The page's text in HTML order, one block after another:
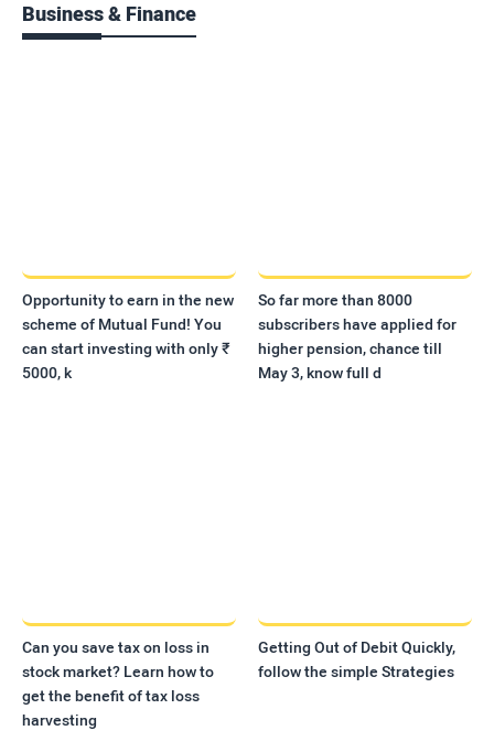
Business & Finance
Opportunity to earn in the new
scheme of Mutual Fund! You
can start investing with only ₹
5000, k
So far more than 8000
subscribers have applied for
higher pension, chance till
May 3, know full d
Can you save tax on loss in
stock market? Learn how to
get the benefit of tax loss
harvesting
Getting Out of Debit Quickly,
follow the simple Strategies